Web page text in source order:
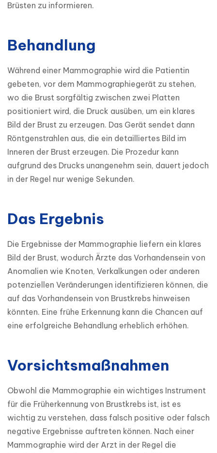
Brüsten zu informieren.
Behandlung
Während einer Mammographie wird die Patientin
gebeten, vor dem Mammographiegerät zu stehen,
wo die Brust sorgfältig zwischen zwei Platten
positioniert wird, die Druck ausüben, um ein klares
Bild der Brust zu erzeugen. Das Gerät sendet dann
Röntgenstrahlen aus, die ein detailliertes Bild im
Inneren der Brust erzeugen. Die Prozedur kann
aufgrund des Drucks unangenehm sein, dauert jedoch
in der Regel nur wenige Sekunden.
Das Ergebnis
Die Ergebnisse der Mammographie liefern ein klares
Bild der Brust, wodurch Ärzte das Vorhandensein von
Anomalien wie Knoten, Verkalkungen oder anderen
potenziellen Veränderungen identifizieren können, die
auf das Vorhandensein von Brustkrebs hinweisen
könnten. Eine frühe Erkennung kann die Chancen auf
eine erfolgreiche Behandlung erheblich erhöhen.
Vorsichtsmaßnahmen
Obwohl die Mammographie ein wichtiges Instrument
für die Früherkennung von Brustkrebs ist, ist es
wichtig zu verstehen, dass falsch positive oder falsch
negative Ergebnisse auftreten können. Nach einer
Mammographie wird der Arzt in der Regel die